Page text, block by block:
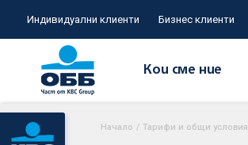
Индивидуални клиенти Бизнес клиенти
Кои сме ние
Начало / Тарифи и общи условия